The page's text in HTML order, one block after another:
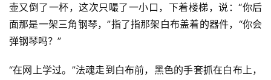
壶又倒了一杯，这次只嘬了一小口，下着楼梯，说：“你后
面那是一架三角钢琴，”指了指那架白布盖着的器件，“你会
弹钢琴吗？”
“在网上学过。”法魂走到白布前，黑色的手套抓在白布上，